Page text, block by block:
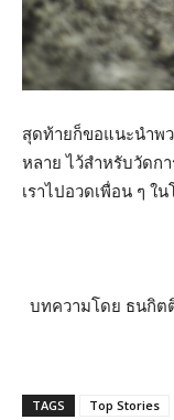
สุดท้ายก็ขอแนะนำพว
หลาย ไว้สำหรับวัดก
เราไปอวดเพื่อน ๆ ใ
บทความโดย ธนกิต
TAGS Top Stories